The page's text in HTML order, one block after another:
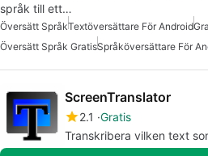
språk till ett…
Översätt SpråkTextöversättare För Android
Översätt Språk GratisSpråköversättare För
ScreenTranslator
2.1 Gratis
Transkribera vilken text